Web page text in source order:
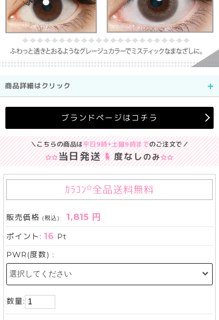
商品詳細はクリック
ブランドページはコチラ
＼こちらの商品は平日9時+土曜9時までのご注文で／
当日発送 度なし のみ
ｶﾗｺﾝ 全品送料無料
販売価格 (税込): 1,815 円
ポイント:16 Pt
PWR(度数) :
数量: